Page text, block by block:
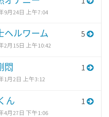
9月24日 上午7:04
ヘルワーム
2月15日 上午10:42
5
悶
1月2日 上午3:12
1
ん
4月27日 下午1:06
1